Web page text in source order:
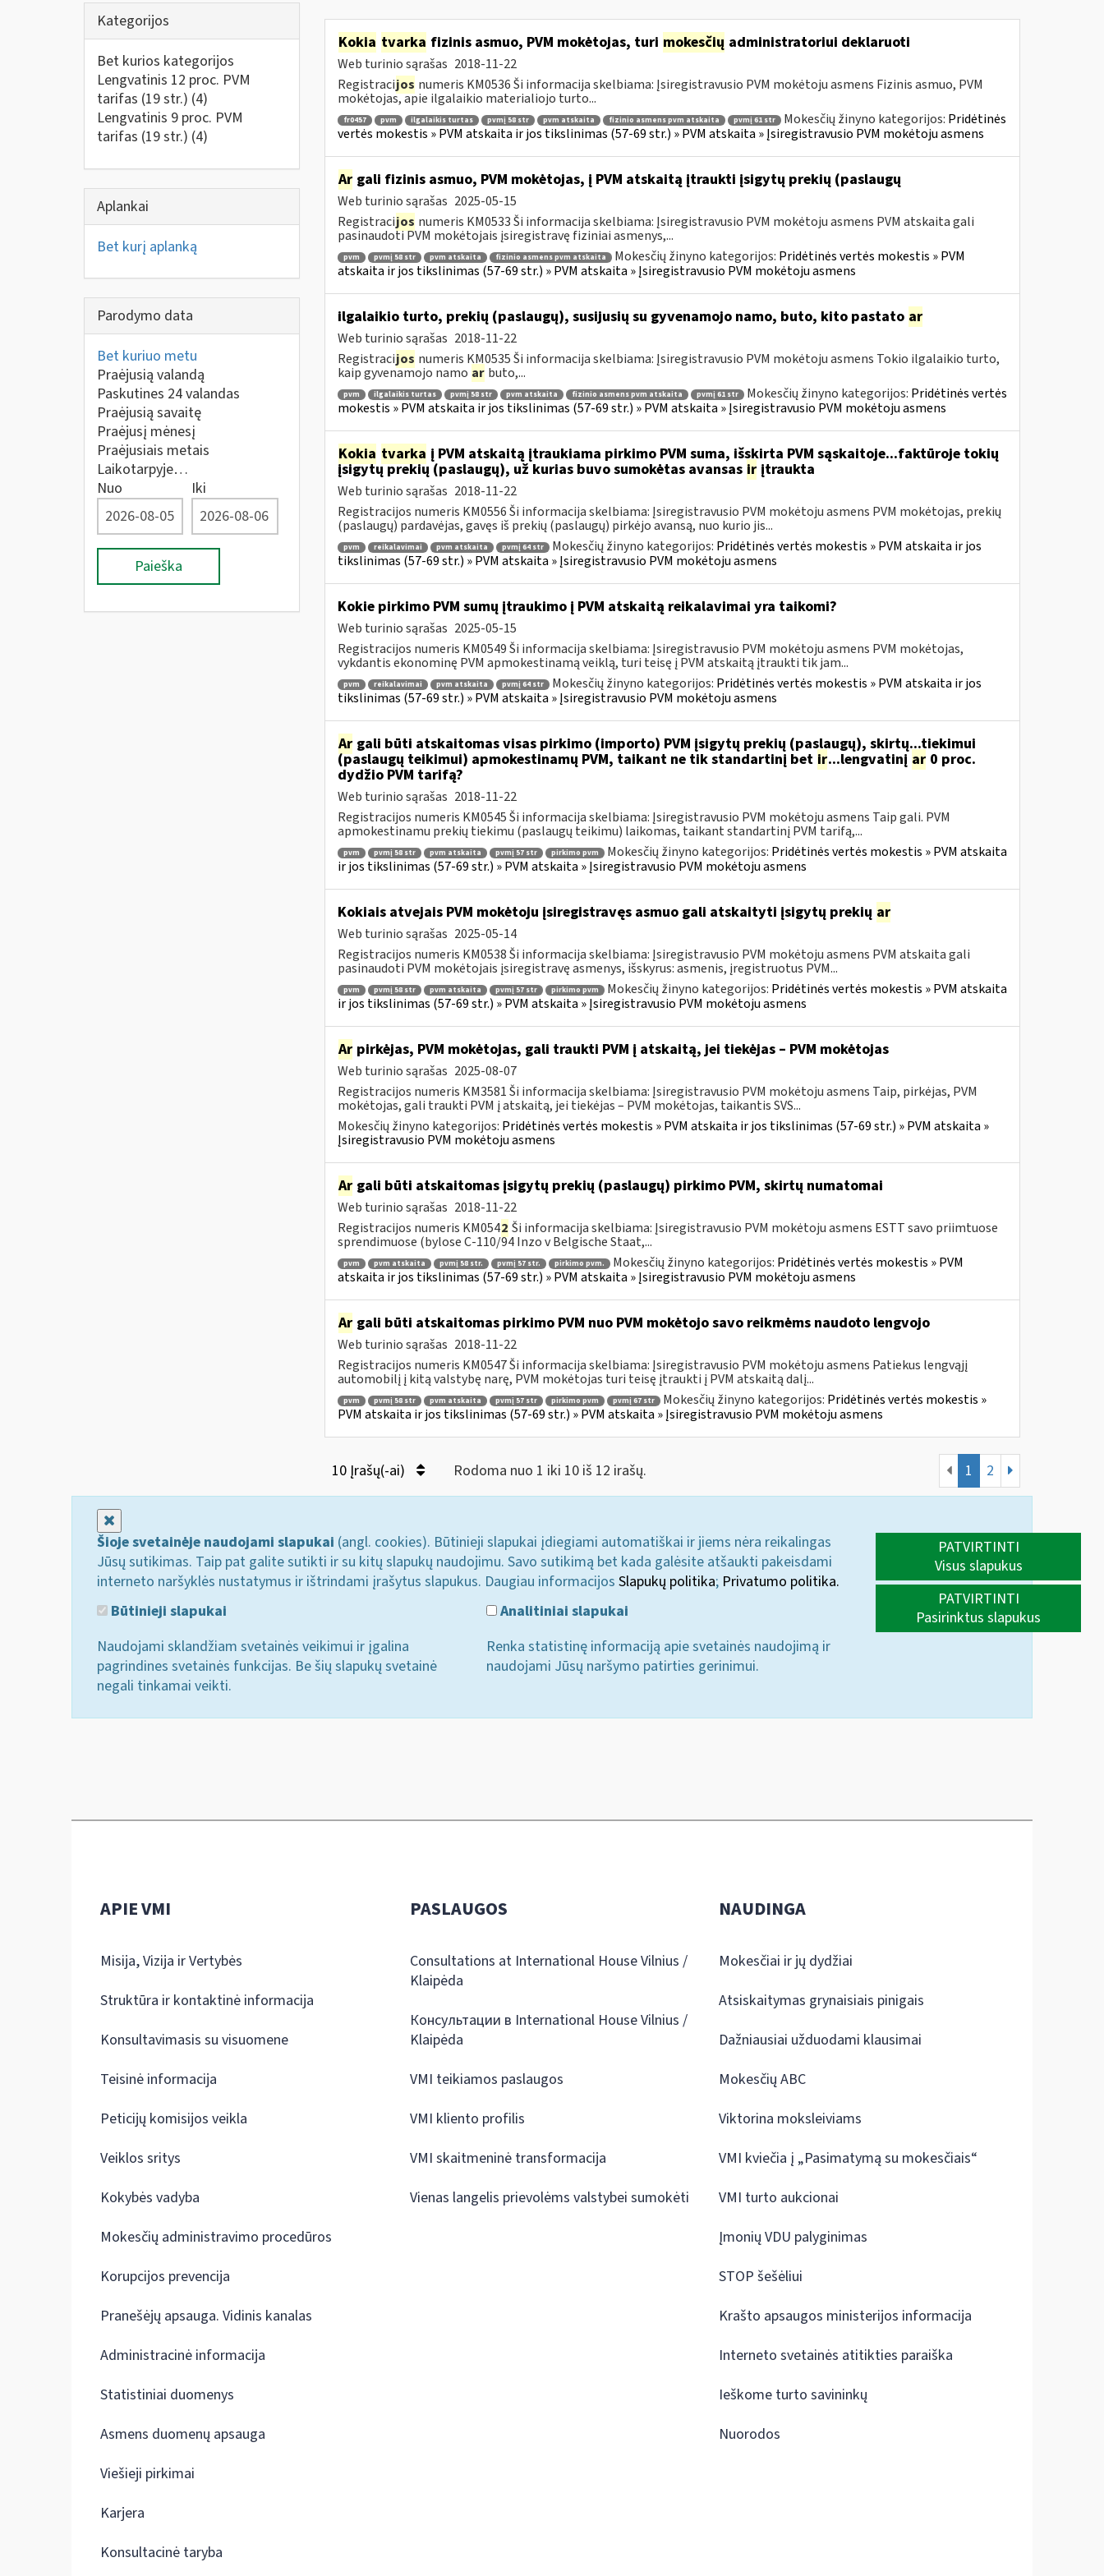
Kategorijos
Bet kurios kategorijos
Lengvatinis 12 proc. PVM
tarifas (19 str.) (4)
Lengvatinis 9 proc. PVM
tarifas (19 str.) (4)
Aplankai
Bet kurį aplanką
Parodymo data
Bet kuriuo metu
Praėjusią valandą
Paskutines 24 valandas
Praėjusią savaitę
Praėjusį mėnesį
Praėjusiais metais
Laikotarpyje…
Nuo
Iki
Paieška
Kokia tvarka fizinis asmuo, PVM mokėtojas, turi mokesčių administratoriui deklaruoti
Web turinio sąrašas 2018-11-22
Registracijos numeris KM0536 Ši informacija skelbiama: Įsiregistravusio PVM mokėtoju asmens Fizinis asmuo, PVM
mokėtojas, apie ilgalaikio materialiojo turto...
fr0457 pvm ilgalaikis turtas pvmį 58 str pvm atskaita fizinio asmens pvm atskaita pvmį 61 str Mokesčių žinyno kategorijos: Pridėtinės
vertės mokestis » PVM atskaita ir jos tikslinimas (57-69 str.) » PVM atskaita » Įsiregistravusio PVM mokėtoju asmens
Argali fizinis asmuo, PVM mokėtojas, į PVM atskaitą įtraukti įsigytų prekių (paslaugų
Web turinio sąrašas 2025-05-15
Registracijos numeris KM0533 Ši informacija skelbiama: Įsiregistravusio PVM mokėtoju asmens PVM atskaita gali
pasinaudoti PVM mokėtojais įsiregistravę fiziniai asmenys,...
pvm pvmį 58 str pvm atskaita fizinio asmens pvm atskaita Mokesčių žinyno kategorijos: Pridėtinės vertės mokestis » PVM
atskaita ir jos tikslinimas (57-69 str.) » PVM atskaita » Įsiregistravusio PVM mokėtoju asmens
ilgalaikio turto, prekių (paslaugų), susijusių su gyvenamojo namo, buto, kito pastato ar
Web turinio sąrašas 2018-11-22
Registracijos numeris KM0535 Ši informacija skelbiama: Įsiregistravusio PVM mokėtoju asmens Tokio ilgalaikio turto,
kaip gyvenamojo namo ar buto,...
pvm ilgalaikis turtas pvmį 58 str pvm atskaita fizinio asmens pvm atskaita pvmį 61 str Mokesčių žinyno kategorijos: Pridėtinės vertės
mokestis » PVM atskaita ir jos tikslinimas (57-69 str.) » PVM atskaita » Įsiregistravusio PVM mokėtoju asmens
Kokia tvarka į PVM atskaitą įtraukiama pirkimo PVM suma, išskirta PVM sąskaitoje...faktūroje tokių
įsigytų prekių (paslaugų), už kurias buvo sumokėtas avansas irįtraukta
Web turinio sąrašas 2018-11-22
Registracijos numeris KM0556 Ši informacija skelbiama: Įsiregistravusio PVM mokėtoju asmens PVM mokėtojas, prekių
(paslaugų) pardavėjas, gavęs iš prekių (paslaugų) pirkėjo avansą, nuo kurio jis...
pvm reikalavimai pvm atskaita pvmį 64 str Mokesčių žinyno kategorijos: Pridėtinės vertės mokestis » PVM atskaita ir jos
tikslinimas (57-69 str.) » PVM atskaita » Įsiregistravusio PVM mokėtoju asmens
Kokie pirkimo PVM sumų įtraukimo į PVM atskaitą reikalavimai yra taikomi?
Web turinio sąrašas 2025-05-15
Registracijos numeris KM0549 Ši informacija skelbiama: Įsiregistravusio PVM mokėtoju asmens PVM mokėtojas,
vykdantis ekonominę PVM apmokestinamą veiklą, turi teisę į PVM atskaitą įtraukti tik jam...
pvm reikalavimai pvm atskaita pvmį 64 str Mokesčių žinyno kategorijos: Pridėtinės vertės mokestis » PVM atskaita ir jos
tikslinimas (57-69 str.) » PVM atskaita » Įsiregistravusio PVM mokėtoju asmens
Argali būti atskaitomas visas pirkimo (importo) PVM įsigytų prekių (paslaugų), skirtų...tiekimui
(paslaugų teikimui) apmokestinamų PVM, taikant ne tik standartinį bet ir...lengvatinį ar0 proc.
dydžio PVM tarifą?
Web turinio sąrašas 2018-11-22
Registracijos numeris KM0545 Ši informacija skelbiama: Įsiregistravusio PVM mokėtoju asmens Taip gali. PVM
apmokestinamu prekių tiekimu (paslaugų teikimu) laikomas, taikant standartinį PVM tarifą,...
pvm pvmį 58 str pvm atskaita pvmį 57 str pirkimo pvm Mokesčių žinyno kategorijos: Pridėtinės vertės mokestis » PVM atskaita
ir jos tikslinimas (57-69 str.) » PVM atskaita » Įsiregistravusio PVM mokėtoju asmens
Kokiais atvejais PVM mokėtoju įsiregistravęs asmuo gali atskaityti įsigytų prekių ar
Web turinio sąrašas 2025-05-14
Registracijos numeris KM0538 Ši informacija skelbiama: Įsiregistravusio PVM mokėtoju asmens PVM atskaita gali
pasinaudoti PVM mokėtojais įsiregistravę asmenys, išskyrus: asmenis, įregistruotus PVM...
pvm pvmį 58 str pvm atskaita pvmį 57 str pirkimo pvm Mokesčių žinyno kategorijos: Pridėtinės vertės mokestis » PVM atskaita
ir jos tikslinimas (57-69 str.) » PVM atskaita » Įsiregistravusio PVM mokėtoju asmens
Arpirkėjas, PVM mokėtojas, gali traukti PVM į atskaitą, jei tiekėjas – PVM mokėtojas
Web turinio sąrašas 2025-08-07
Registracijos numeris KM3581 Ši informacija skelbiama: Įsiregistravusio PVM mokėtoju asmens Taip, pirkėjas, PVM
mokėtojas, gali traukti PVM į atskaitą, jei tiekėjas – PVM mokėtojas, taikantis SVS...
Mokesčių žinyno kategorijos: Pridėtinės vertės mokestis » PVM atskaita ir jos tikslinimas (57-69 str.) » PVM atskaita »
Įsiregistravusio PVM mokėtoju asmens
Argali būti atskaitomas įsigytų prekių (paslaugų) pirkimo PVM, skirtų numatomai
Web turinio sąrašas 2018-11-22
Registracijos numeris KM0542 Ši informacija skelbiama: Įsiregistravusio PVM mokėtoju asmens ESTT savo priimtuose
sprendimuose (bylose C-110/94 Inzo v Belgische Staat,...
pvm pvm atskaita pvmį 58 str. pvmį 57 str. pirkimo pvm. Mokesčių žinyno kategorijos: Pridėtinės vertės mokestis » PVM
atskaita ir jos tikslinimas (57-69 str.) » PVM atskaita » Įsiregistravusio PVM mokėtoju asmens
Argali būti atskaitomas pirkimo PVM nuo PVM mokėtojo savo reikmėms naudoto lengvojo
Web turinio sąrašas 2018-11-22
Registracijos numeris KM0547 Ši informacija skelbiama: Įsiregistravusio PVM mokėtoju asmens Patiekus lengvąjį
automobilį į kitą valstybę narę, PVM mokėtojas turi teisę įtraukti į PVM atskaitą dalį...
pvm pvmį 58 str pvm atskaita pvmį 57 str pirkimo pvm pvmį 67 str Mokesčių žinyno kategorijos: Pridėtinės vertės mokestis »
PVM atskaita ir jos tikslinimas (57-69 str.) » PVM atskaita » Įsiregistravusio PVM mokėtoju asmens
10 Įrašų(-ai) Rodoma nuo 1 iki 10 iš 12 irašų. 1 2
Šioje svetainėje naudojami slapukai (angl. cookies). Būtinieji slapukai įdiegiami automatiškai ir jiems nėra reikalingas
Jūsų sutikimas. Taip pat galite sutikti ir su kitų slapukų naudojimu. Savo sutikimą bet kada galėsite atšaukti pakeisdami
interneto naršyklės nustatymus ir ištrindami įrašytus slapukus. Daugiau informacijos Slapukų politika; Privatumo politika.
Būtinieji slapukai
Naudojami sklandžiam svetainės veikimui ir įgalina
pagrindines svetainės funkcijas. Be šių slapukų svetainė
negali tinkamai veikti.
Analitiniai slapukai
Renka statistinę informaciją apie svetainės naudojimą ir
naudojami Jūsų naršymo patirties gerinimui.
PATVIRTINTI
Visus slapukus
PATVIRTINTI
Pasirinktus slapukus
APIE VMI
Misija, Vizija ir Vertybės
Struktūra ir kontaktinė informacija
Konsultavimasis su visuomene
Teisinė informacija
Peticijų komisijos veikla
Veiklos sritys
Kokybės vadyba
Mokesčių administravimo procedūros
Korupcijos prevencija
Pranešėjų apsauga. Vidinis kanalas
Administracinė informacija
Statistiniai duomenys
Asmens duomenų apsauga
Viešieji pirkimai
Karjera
Konsultacinė taryba
PASLAUGOS
Consultations at International House Vilnius /
Klaipėda
Консультации в International House Vilnius /
Klaipėda
VMI teikiamos paslaugos
VMI kliento profilis
VMI skaitmeninė transformacija
Vienas langelis prievolėms valstybei sumokėti
NAUDINGA
Mokesčiai ir jų dydžiai
Atsiskaitymas grynaisiais pinigais
Dažniausiai užduodami klausimai
Mokesčių ABC
Viktorina moksleiviams
VMI kviečia į „Pasimatymą su mokesčiais“
VMI turto aukcionai
Įmonių VDU palyginimas
STOP šešėliui
Krašto apsaugos ministerijos informacija
Interneto svetainės atitikties paraiška
Ieškome turto savininkų
Nuorodos